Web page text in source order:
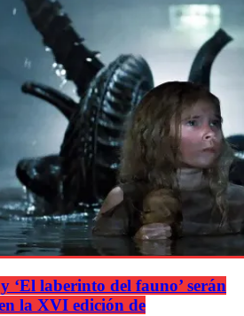
y ‘El laberinto del fauno’ serán
la XVI edición de